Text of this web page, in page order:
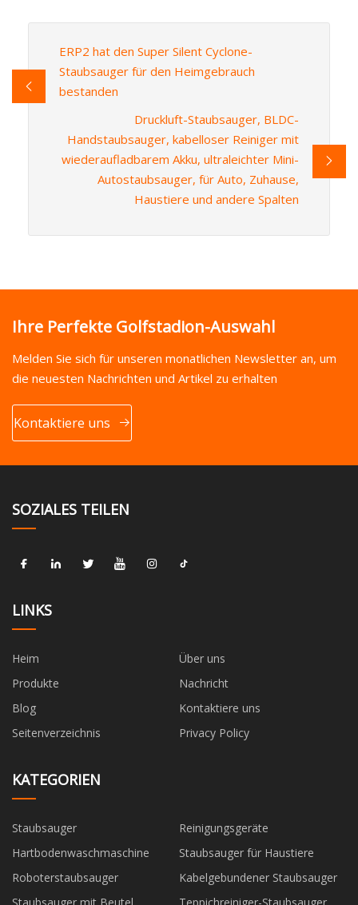
ERP2 hat den Super Silent Cyclone-
Staubsauger für den Heimgebrauch
bestanden
Druckluft-Staubsauger, BLDC-
Handstaubsauger, kabelloser Reiniger mit
wiederaufladbarem Akku, ultraleichter Mini-
Autostaubsauger, für Auto, Zuhause,
Haustiere und andere Spalten
Ihre Perfekte Golfstadion-Auswahl
Melden Sie sich für unseren monatlichen Newsletter an, um
die neuesten Nachrichten und Artikel zu erhalten
Kontaktiere uns
SOZIALES TEILEN
LINKS
Heim
Über uns
Produkte
Nachricht
Blog
Kontaktiere uns
Seitenverzeichnis
Privacy Policy
KATEGORIEN
Staubsauger
Reinigungsgeräte
Hartbodenwaschmaschine
Staubsauger für Haustiere
Roboterstaubsauger
Kabelgebundener Staubsauger